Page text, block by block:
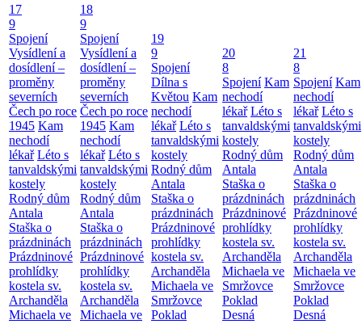
17
9
Spojení
Vysídlení a
dosídlení –
proměny
severních
Čech po roce
1945 Kam
nechodí
lékař Léto s
tanvaldskými
kostely
Rodný dům
Antala
Staška o
prázdninách
Prázdninové
prohlídky
kostela sv.
Archanděla
Michaela ve
18
9
Spojení
Vysídlení a
dosídlení –
proměny
severních
Čech po roce
1945 Kam
nechodí
lékař Léto s
tanvaldskými
kostely
Rodný dům
Antala
Staška o
prázdninách
Prázdninové
prohlídky
kostela sv.
Archanděla
Michaela ve
19
9
Spojení
Dílna s
Květou Kam
nechodí
lékař Léto s
tanvaldskými
kostely
Rodný dům
Antala
Staška o
prázdninách
Prázdninové
prohlídky
kostela sv.
Archanděla
Michaela ve
Smržovce
Poklad
20
8
Spojení Kam
nechodí
lékař Léto s
tanvaldskými
kostely
Rodný dům
Antala
Staška o
prázdninách
Prázdninové
prohlídky
kostela sv.
Archanděla
Michaela ve
Smržovce
Poklad
Desná
21
8
Spojení Kam
nechodí
lékař Léto s
tanvaldskými
kostely
Rodný dům
Antala
Staška o
prázdninách
Prázdninové
prohlídky
kostela sv.
Archanděla
Michaela ve
Smržovce
Poklad
Desná